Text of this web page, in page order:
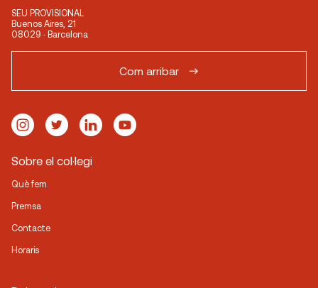
SEU PROVISIONAL
Buenos Aires, 21
08029 · Barcelona
Com arribar
Sobre el col·legi
Què fem
Premsa
Contacte
Horaris